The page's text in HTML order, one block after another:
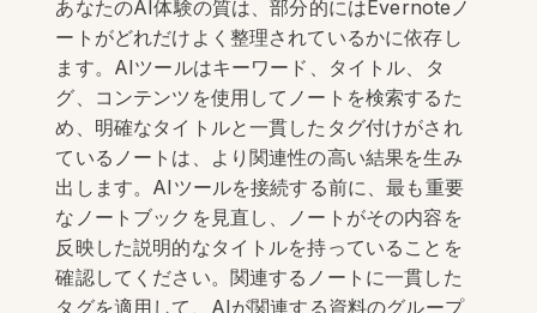
あなたのAI体験の質は、部分的にはEvernoteノ
ートがどれだけよく整理されているかに依存し
ます。AIツールはキーワード、タイトル、タ
グ、コンテンツを使用してノートを検索するた
め、明確なタイトルと一貫したタグ付けがされ
ているノートは、より関連性の高い結果を生み
出します。AIツールを接続する前に、最も重要
なノートブックを見直し、ノートがその内容を
反映した説明的なタイトルを持っていることを
確認してください。関連するノートに一貫した
タグを適用して、AIが関連する資料のグループ